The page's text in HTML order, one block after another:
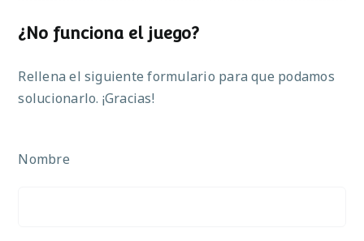
¿No funciona el juego?
Rellena el siguiente formulario para que podamos
solucionarlo. ¡Gracias!
Nombre